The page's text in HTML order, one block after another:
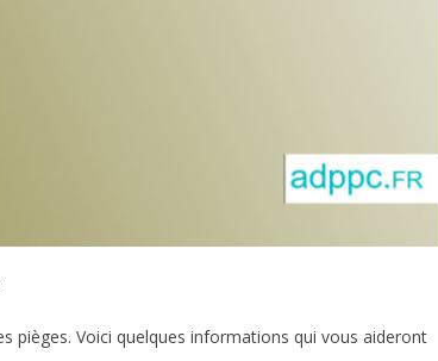
r
pièges. Voici quelques informations qui vous aideront